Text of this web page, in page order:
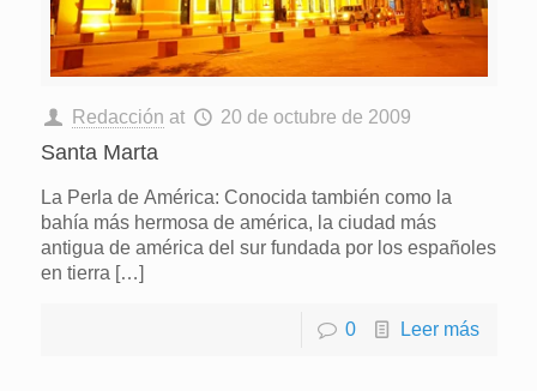
Redacción at 20 de octubre de 2009
Santa Marta
La Perla de América: Conocida también como la
bahía más hermosa de américa, la ciudad más
antigua de américa del sur fundada por los españoles
en tierra […]
0 Leer más